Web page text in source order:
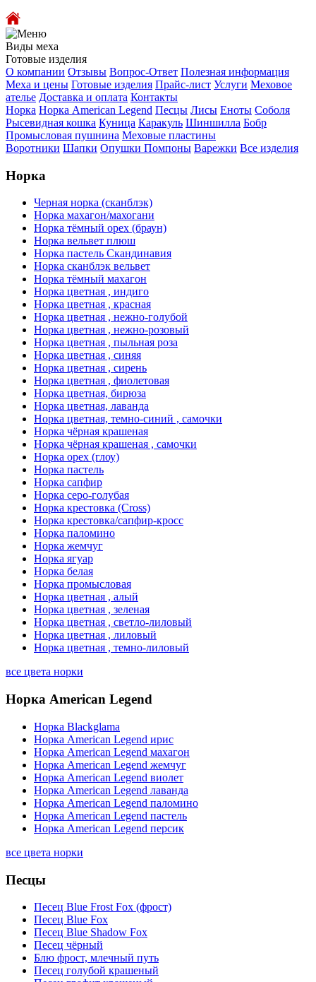
Виды меха
Готовые изделия
О компании Отзывы Вопрос-Ответ Полезная информация
Меха и цены Готовые изделия Прайс-лист Услуги Меховое
ателье Доставка и оплата Контакты
Норка Норка American Legend Песцы Лисы Еноты Соболя
Рысевидная кошка Куница Каракуль Шиншилла Бобр
Промысловая пушнина Меховые пластины
Воротники Шапки Опушки Помпоны Варежки Все изделия
Норка
Черная норка (сканблэк)
Норка махагон/махогани
Норка тёмный орех (браун)
Норка вельвет плюш
Норка пастель Скандинавия
Норка сканблэк вельвет
Норка тёмный махагон
Норка цветная , индиго
Норка цветная , красная
Норка цветная , нежно-голубой
Норка цветная , нежно-розовый
Норка цветная , пыльная роза
Норка цветная , синяя
Норка цветная , сирень
Норка цветная , фиолетовая
Норка цветная, бирюза
Норка цветная, лаванда
Норка цветная, темно-синий , самочки
Норка чёрная крашеная
Норка чёрная крашеная , самочки
Норка орех (глоу)
Норка пастель
Норка сапфир
Норка серо-голубая
Норка крестовка (Cross)
Норка крестовка/сапфир-кросс
Норка паломино
Норка жемчуг
Норка ягуар
Норка белая
Норка промысловая
Норка цветная , алый
Норка цветная , зеленая
Норка цветная , светло-лиловый
Норка цветная , лиловый
Норка цветная , темно-лиловый
все цвета норки
Норка American Legend
Норка Blackglama
Норка American Legend ирис
Норка American Legend махагон
Норка American Legend жемчуг
Норка American Legend виолет
Норка American Legend лаванда
Норка American Legend паломино
Норка American Legend пастель
Норка American Legend персик
все цвета норки
Песцы
Песец Blue Frost Fox (фрост)
Песец Blue Fox
Песец Blue Shadow Fox
Песец чёрный
Блю фрост, млечный путь
Песец голубой крашеный